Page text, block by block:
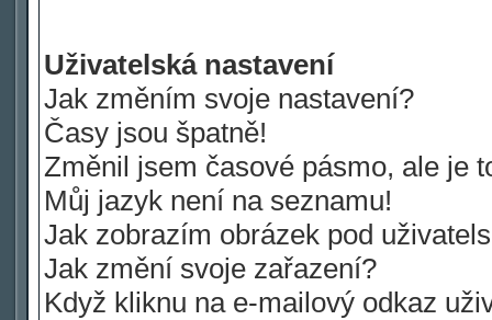
Uživatelská nastavení
Jak změním svoje nastavení?
Časy jsou špatně!
Změnil jsem časové pásmo, ale je
Můj jazyk není na seznamu!
Jak zobrazím obrázek pod
Jak změní svoje zařazení?
Když kliknu na e-mailový odkaz